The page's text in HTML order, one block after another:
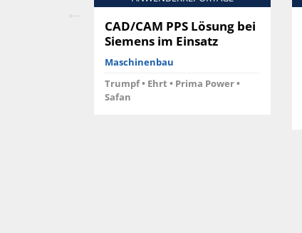
CAD/CAM PPS Lösung bei
Siemens im Einsatz
Maschinenbau
Trumpf • Ehrt • Prima Power •
Safan